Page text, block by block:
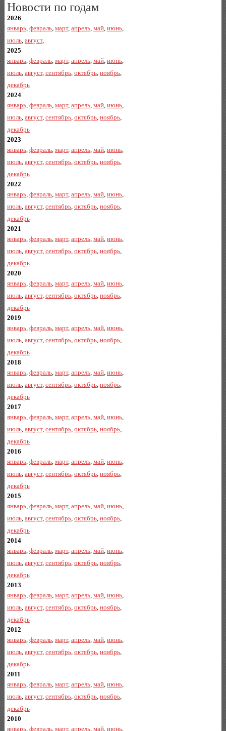
Новости по годам
2026
январь, февраль, март, апрель, май, июнь,
июль, август,
2025
январь, февраль, март, апрель, май, июнь,
июль, август, сентябрь, октябрь, ноябрь,
декабрь
2024
январь, февраль, март, апрель, май, июнь,
июль, август, сентябрь, октябрь, ноябрь,
декабрь
2023
январь, февраль, март, апрель, май, июнь,
июль, август, сентябрь, октябрь, ноябрь,
декабрь
2022
январь, февраль, март, апрель, май, июнь,
июль, август, сентябрь, октябрь, ноябрь,
декабрь
2021
январь, февраль, март, апрель, май, июнь,
июль, август, сентябрь, октябрь, ноябрь,
декабрь
2020
январь, февраль, март, апрель, май, июнь,
июль, август, сентябрь, октябрь, ноябрь,
декабрь
2019
январь, февраль, март, апрель, май, июнь,
июль, август, сентябрь, октябрь, ноябрь,
декабрь
2018
январь, февраль, март, апрель, май, июнь,
июль, август, сентябрь, октябрь, ноябрь,
декабрь
2017
январь, февраль, март, апрель, май, июнь,
июль, август, сентябрь, октябрь, ноябрь,
декабрь
2016
январь, февраль, март, апрель, май, июнь,
июль, август, сентябрь, октябрь, ноябрь,
декабрь
2015
январь, февраль, март, апрель, май, июнь,
июль, август, сентябрь, октябрь, ноябрь,
декабрь
2014
январь, февраль, март, апрель, май, июнь,
июль, август, сентябрь, октябрь, ноябрь,
декабрь
2013
январь, февраль, март, апрель, май, июнь,
июль, август, сентябрь, октябрь, ноябрь,
декабрь
2012
январь, февраль, март, апрель, май, июнь,
июль, август, сентябрь, октябрь, ноябрь,
декабрь
2011
январь, февраль, март, апрель, май, июнь,
июль, август, сентябрь, октябрь, ноябрь,
декабрь
2010
январь, февраль, март, апрель, май, июнь,